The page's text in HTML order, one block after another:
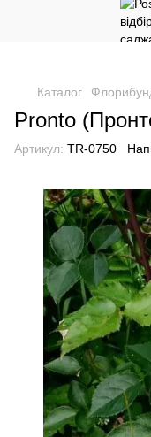
Каталог
Pronto
Артикул: TR-0750